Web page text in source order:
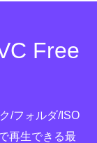
Free
/フォルダ/ISO
再生できる最